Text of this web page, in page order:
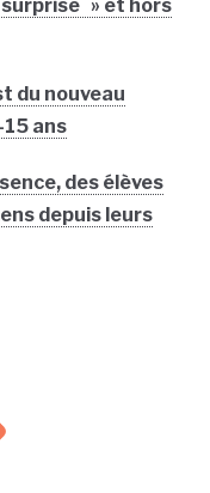
» et hors
du nouveau
ans
des élèves
depuis leurs